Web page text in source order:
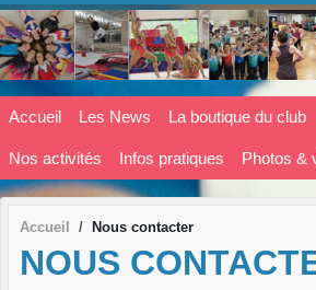
Accueil Les News La boutique du club
Nos activités Infos pratiques Photos &
Accueil Nous contacter
NOUS